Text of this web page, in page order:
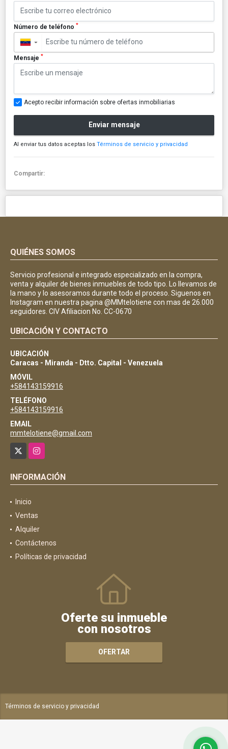
Número de teléfono *
▼
Mensaje *
Acepto recibir información sobre ofertas inmobiliarias
Enviar mensaje
Al enviar tus datos aceptas los Términos de servicio y privacidad
Compartir:
QUIÉNES SOMOS
Servicio profesional e integrado especializado en la compra,
venta y alquiler de bienes inmuebles de todo tipo. Lo llevamos de
la mano y lo asesoramos durante todo el proceso. Siguenos en
Instagram en nuestra pagina @MMtelotiene con mas de 26.000
seguidores. CIV Afiliacion No. CC-0670
UBICACIÓN Y CONTACTO
UBICACIÓN
Caracas - Miranda - Dtto. Capital - Venezuela
MÓVIL
+584143159916
TELÉFONO
+584143159916
EMAIL
mmtelotiene@gmail.com
Instagram
INFORMACIÓN
Inicio
Ventas
Alquiler
Contáctenos
Políticas de privacidad
Oferte su inmueble
con nosotros
OFERTAR
Términos de servicio y privacidad